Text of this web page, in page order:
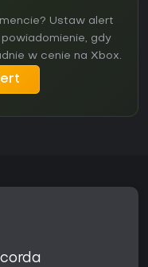
Ustaw alert
gdy
w cenie na Xbox.